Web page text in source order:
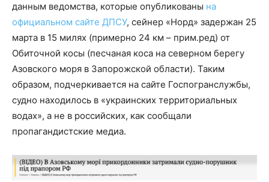
данным ведомства, которые опубликованы на
официальном сайте ДПСУ, сейнер «Норд» задержан 25
марта в 15 милях (примерно 24 км – прим.ред) от
Обиточной косы (песчаная коса на северном берегу
Азовского моря в Запорожской области). Таким
образом, подчеркивается на сайте Госпогранслужбы,
судно находилось в «украинских территориальных
водах», а не в российских, как сообщали
пропагандистские медиа.